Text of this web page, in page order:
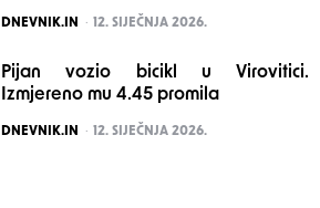
POSTED
DNEVNIK.IN 12. SIJEČNJA 2026.
Pijan vozio bicikl u Virovitici.
Izmjereno mu 4.45 promila
POSTED
DNEVNIK.IN 12. SIJEČNJA 2026.